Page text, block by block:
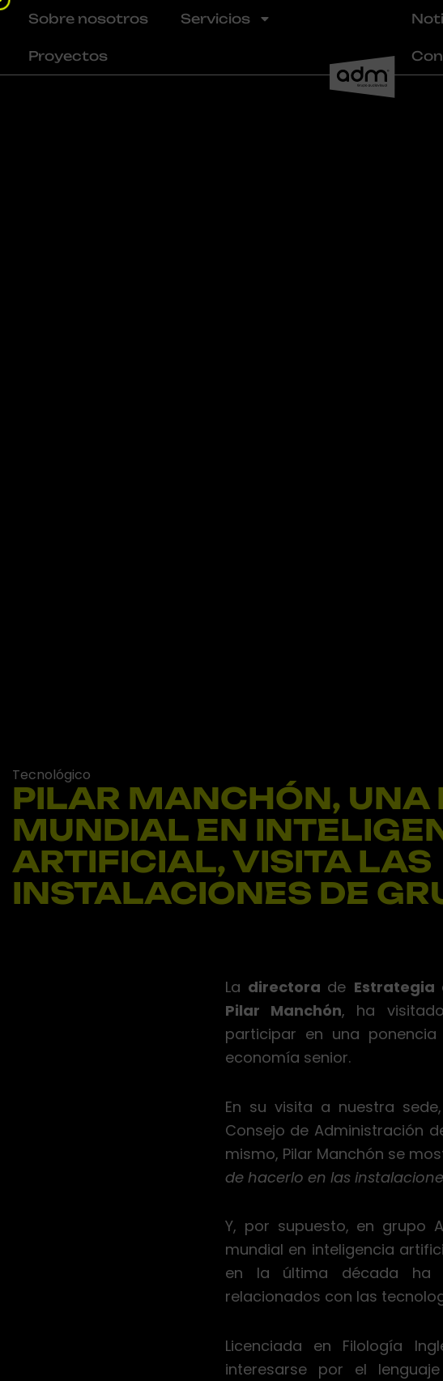
Ir
contenido
Sobre nosotros Servicios
Proyectos
PILAR MANCHÓN, UNA
MUNDIAL EN
ARTIFICIAL, VISITA LAS
INSTALACIONES DE
Tecnológico
La directora de Estrategia
Pilar Manchón, ha
participar en una
economía senior.
En su visita a nuestra
Consejo de Administración
mismo, Pilar Manchón se
de hacerlo en las
Y, por supuesto, en grupo
mundial en inteligencia
en la última década ha
relacionados con las
Licenciada en Filología
interesarse por el